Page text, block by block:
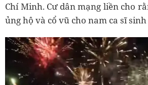
Chí Minh. Cư dân mạng liền cho
ủng hộ và cổ vũ cho nam ca sĩ